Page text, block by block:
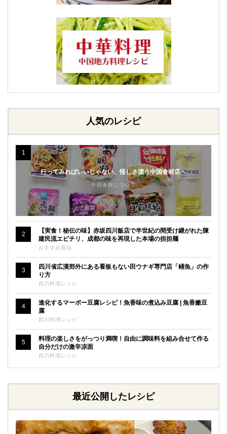
人気のレシピ
1
行ってみればいいじゃない、怪しさ漂う中国食材店へ
中国食材について
2
【実食！秘伝の味】赤坂四川飯店で半世紀の間受け継がれた陳
建民流エビチリ、成都の味を再現した本場の担担麺
おすすめ商品
3
四川省広漢郊外にある看板もない田ウナギ専門店「鳝魚」の作
り方
四川料理レシピ
4
進化するマーボー豆腐レシピ！魚香味の煮込み豆腐 | 魚香嫩豆
腐
四川料理レシピ
5
料理の楽しさをがっつり満喫！自由に調味料を組み合せて作る
自分だけの激辛凉面
四川料理レシピ
最近公開したレシピ